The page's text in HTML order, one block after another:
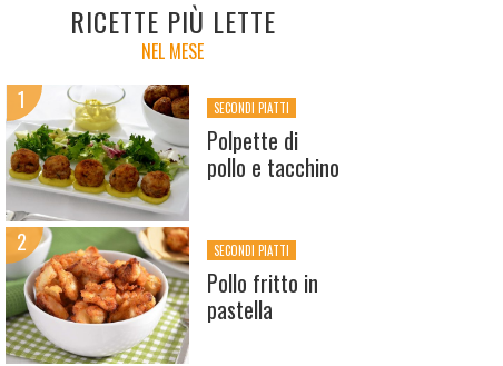
RICETTE PIÙ LETTE
NEL MESE
SECONDI PIATTI
Polpette di
pollo e tacchino
SECONDI PIATTI
Pollo fritto in
pastella